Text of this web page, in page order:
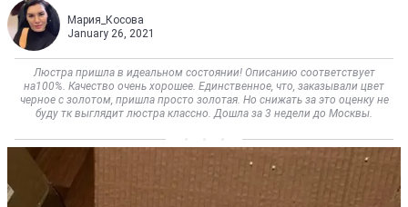
Мария_Косова
January 26, 2021
Люстра пришла в идеальном состоянии! Описанию соответствует
на100%. Качество очень хорошее. Единственное, что, заказывали цвет
черное с золотом, пришла просто золотая. Но снижать за это оценку не
буду тк выглядит люстра классно. Дошла за 3 недели до Москвы.